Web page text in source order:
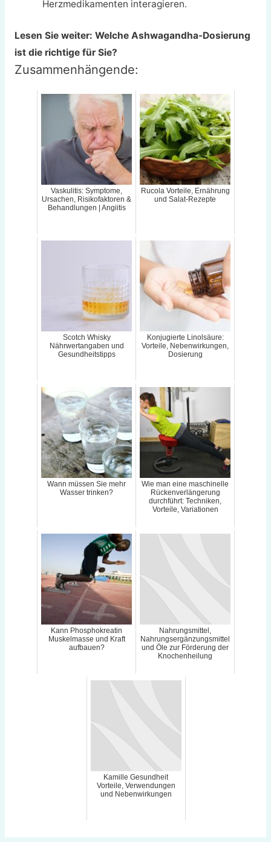
Herzmedikamenten interagieren.
Lesen Sie weiter: Welche Ashwagandha-Dosierung
ist die richtige für Sie?
Zusammenhängende:
Vaskulitis: Symptome,
Ursachen, Risikofaktoren &
Behandlungen | Angiitis
Rucola Vorteile, Ernährung
und Salat-Rezepte
Scotch Whisky
Nährwertangaben und
Gesundheitstipps
Konjugierte Linolsäure:
Vorteile, Nebenwirkungen,
Dosierung
Wann müssen Sie mehr
Wasser trinken?
Wie man eine maschinelle
Rückenverlängerung
durchführt: Techniken,
Vorteile, Variationen
Kann Phosphokreatin
Muskelmasse und Kraft
aufbauen?
Nahrungsmittel,
Nahrungsergänzungsmittel
und Öle zur Förderung der
Knochenheilung
Kamille Gesundheit
Vorteile, Verwendungen
und Nebenwirkungen